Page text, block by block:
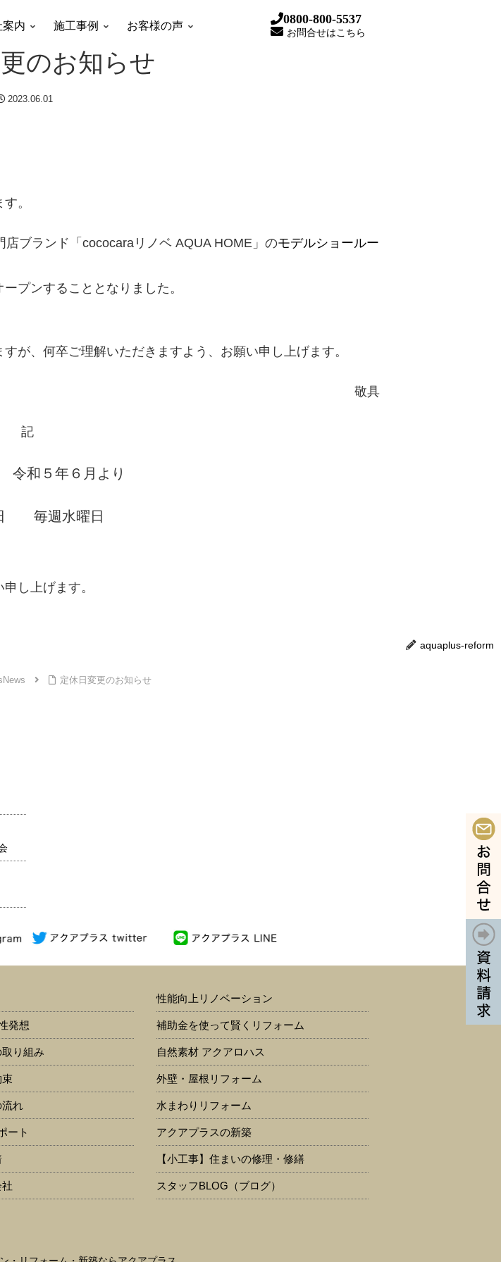
案内 施工事例 お客様の声 0800-800-5537
お問合せはこちら
のお知らせ
2023.06.01
。
ブランド「cococaraリノベ AQUA HOME」のモデルショールー
プンすることとなりました。
が、何卒ご理解いただきますよう、お願い申し上げます。
敬具
記
和５年６月より
毎週水曜日
し上げます。
aquaplus-reform
定休日変更のお知らせ
発想
り組み
流れ
ート
性能向上リノベーション
補助金を使って賢くリフォーム
自然素材 アクアロハス
外壁・屋根リフォーム
水まわりリフォーム
アクアプラスの新築
【小工事】住まいの修理・修繕
スタッフBLOG（ブログ）